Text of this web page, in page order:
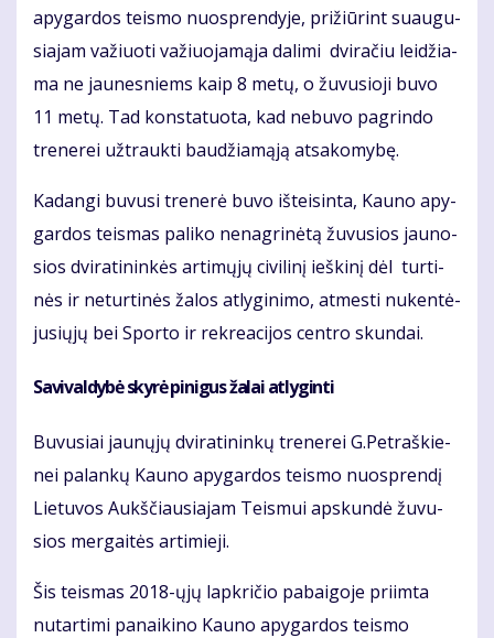
apy­gar­dos teis­mo nuosp­ren­dy­je, pri­žiū­rint su­au­gu­
sia­jam va­žiuo­ti va­žiuo­ja­mą­ja da­li­mi dvi­ra­čiu lei­džia­
ma ne jau­nes­niems kaip 8 me­tų, o žu­vu­sio­ji bu­vo
11 me­tų. Tad kon­sta­tuo­ta, kad ne­bu­vo pa­grin­do
tre­ne­rei už­trauk­ti bau­džia­mą­ją at­sa­ko­my­bę.
Ka­dan­gi bu­vu­si tre­ne­rė bu­vo iš­tei­sin­ta, Kau­no apy­
gar­dos teis­mas pa­li­ko ne­nag­ri­nė­tą žu­vu­sios jau­no­
sios dvi­ra­ti­nin­kės ar­ti­mų­jų ci­vi­li­nį ieš­ki­nį dėl tur­ti­
nės ir ne­tur­ti­nės ža­los at­ly­gi­ni­mo, at­mes­ti nu­ken­tė­
ju­sių­jų bei Spor­to ir rek­re­a­ci­jos cen­tro skun­dai.
Sa­vi­val­dy­bė sky­rė pi­ni­gus ža­lai at­ly­gin­ti
Bu­vu­siai jau­nų­jų dvi­ra­ti­nin­kų tre­ne­rei G.Pet­raš­kie­
nei pa­lan­kų Kau­no apy­gar­dos teis­mo nuosp­ren­dį
Lie­tu­vos Aukš­čiau­sia­jam Teis­mui ap­skun­dė žu­vu­
sios mer­gai­tės ar­ti­mie­ji.
Šis teis­mas 2018-ųjų lap­kri­čio pa­bai­go­je pri­im­ta
nu­tar­ti­mi pa­nai­ki­no Kau­no apy­gar­dos teis­mo